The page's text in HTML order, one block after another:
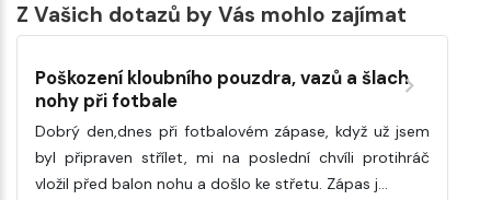
Z Vašich dotazů by Vás mohlo zajímat
Poškození kloubního pouzdra, vazů a šlach
nohy při fotbale
Dobrý den,dnes při fotbalovém zápase, když už jsem
byl připraven střílet, mi na poslední chvíli protihráč
vložil před balon nohu a došlo ke střetu. Zápas j…